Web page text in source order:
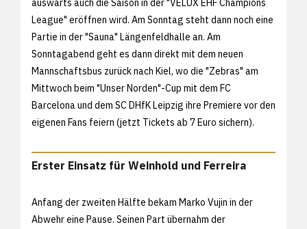
auswärts auch die Saison in der "VELUX EHF Champions
League" eröffnen wird. Am Sonntag steht dann noch eine
Partie in der "Sauna" Längenfeldhalle an. Am
Sonntagabend geht es dann direkt mit dem neuen
Mannschaftsbus zurück nach Kiel, wo die "Zebras" am
Mittwoch beim "Unser Norden"-Cup mit dem FC
Barcelona und dem SC DHfK Leipzig ihre Premiere vor den
eigenen Fans feiern (jetzt Tickets ab 7 Euro sichern).
Erster Einsatz für Weinhold und Ferreira
Anfang der zweiten Hälfte bekam Marko Vujin in der
Abwehr eine Pause. Seinen Part übernahm der